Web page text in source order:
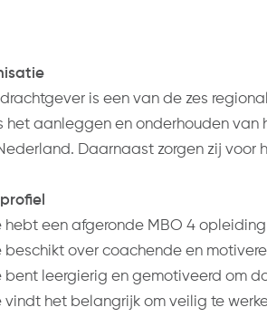
is een van de zes
het aanleggen en onderhouden
Daarnaast zorgen zij voor
hebt een afgeronde MBO 4
beschikt over coachende en
bent leergierig en gemotiveerd om
vindt het belangrijk om veilig te